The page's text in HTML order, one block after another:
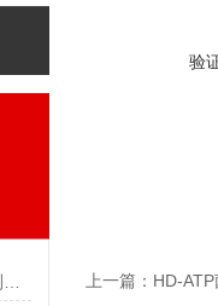
验
上一篇： HD-